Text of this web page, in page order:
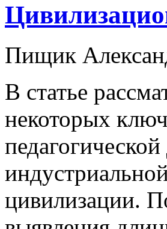
Пищик
В статье
некоторых
цивилизации.